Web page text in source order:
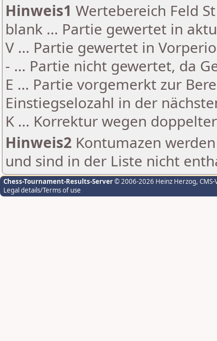
Hinweis1 Wertebereich Feld
blank ... Partie gewertet in
V ... Partie gewertet in
- ... Partie nicht gewertet, da
E ... Partie vorgemerkt zur
Einstiegselozahl in der
K ... Korrektur wegen
Hinweis2 Kontumazen
und sind in der Liste nicht
Chess-Tournament-Results-Server© 2006-2026 Heinz Herzog,
Legal details/Terms of use